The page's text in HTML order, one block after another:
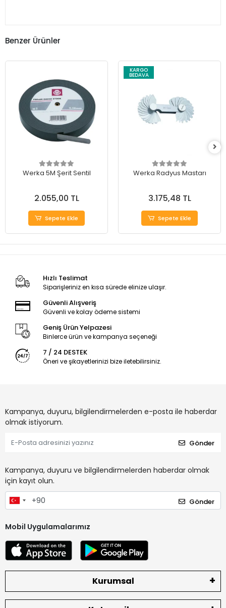
Benzer Ürünler
Werka 5M Şerit Sentil
2.055,00 TL
Sepete Ekle
KARGO
BEDAVA
Werka Radyus Mastarı
3.175,48 TL
Sepete Ekle
Hızlı Teslimat
Siparişleriniz en kısa sürede elinize ulaşır.
Güvenli Alışveriş
Güvenli ve kolay ödeme sistemi
Geniş Ürün Yelpazesi
Binlerce ürün ve kampanya seçeneği
7 / 24 DESTEK
Öneri ve şikayetlerinizi bize iletebilirsiniz.
Kampanya, duyuru, bilgilendirmelerden e-posta ile haberdar
olmak istiyorum.
Gönder
Kampanya, duyuru ve bilgilendirmelerden haberdar olmak
için kayıt olun.
Gönder
Mobil Uygulamalarımız
Kurumsal